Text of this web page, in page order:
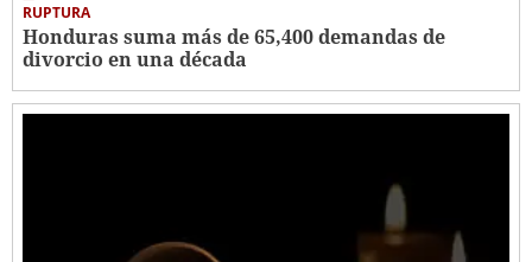
RUPTURA
Honduras suma más de 65,400 demandas de
divorcio en una década